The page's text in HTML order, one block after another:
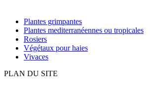
Plantes grimpantes
Plantes mediterranéennes ou tropicales
Rosiers
Végétaux pour haies
Vivaces
PLAN DU SITE